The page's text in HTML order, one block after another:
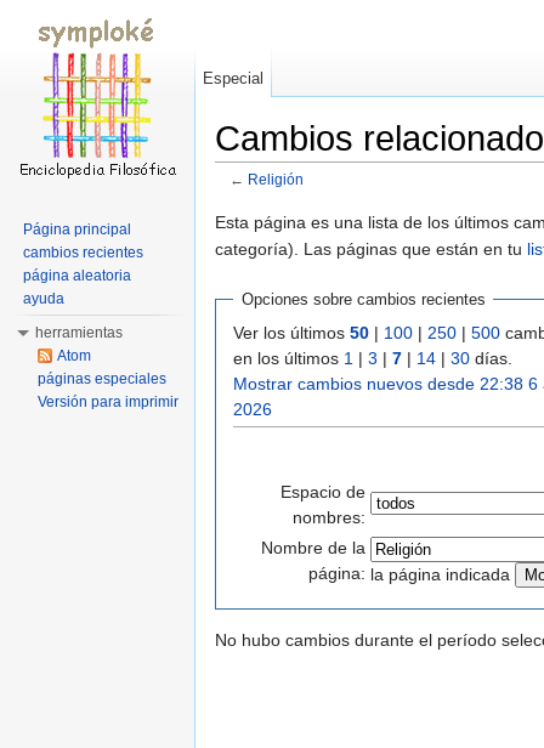
Cambios
← Religión
Esta página es una lista de los últimos
categoría). Las páginas que están en tu
Opciones sobre cambios recientes
Ver los últimos 50 | 100 | 250 | 500
en los últimos 1 | 3 | 7 | 14 | 30 días.
Mostrar cambios nuevos desde 22:38 6
2026
Espacio de
nombres:
Nombre de la
página: la página indicada
No hubo cambios durante el período
Especial
Página principal
cambios recientes
página aleatoria
ayuda
herramientas
Atom
páginas especiales
Versión para imprimir